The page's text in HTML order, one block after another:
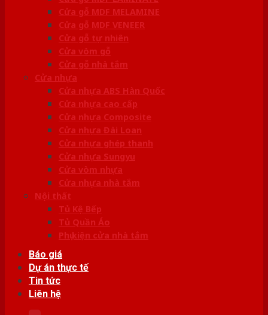
Cửa gỗ MDF MELAMINE
Cửa gỗ MDF VENEER
Cửa gỗ tự nhiên
Cửa vòm gỗ
Cửa gỗ nhà tắm
Cửa nhựa
Cửa nhựa ABS Hàn Quốc
Cửa nhựa cao cấp
Cửa nhựa Composite
Cửa nhựa Đài Loan
Cửa nhựa ghép thanh
Cửa nhựa Sungyu
Cửa vòm nhựa
Cửa nhựa nhà tắm
Nội thất
Tủ Kệ Bếp
Tủ Quần Áo
Phụ kiện cửa nhà tắm
Báo giá
Dự án thực tế
Tin tức
Liên hệ